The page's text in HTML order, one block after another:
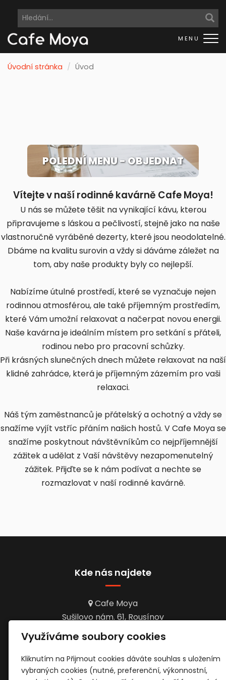
Úvodní stránka Úvod
POLEDNÍ MENU - OBJEDNAT
Vítejte v naší rodinné kavárně Cafe Moya!
U nás se můžete těšit na vynikající kávu, kterou
připravujeme s láskou a pečlivostí, stejně jako na naše
vlastnoručně vyráběné dezerty, které jsou neodolatelné.
Dbáme na kvalitu surovin a vždy si dáváme záležet na
tom, aby naše produkty byly co nejlepší.
Nabízíme útulné prostředí, které se vyznačuje nejen
rodinnou atmosférou, ale také příjemným prostředím,
které Vám umožní relaxovat a načerpat novou energii.
Naše kavárna je ideálním místem pro setkání s přáteli,
rodinou nebo pro pracovní schůzky.
Při krásných slunečných dnech můžete relaxovat na naší
klidné zahrádce, která je příjemným zázemím pro vaši
relaxaci.
Náš tým zaměstnanců je přátelský a ochotný a vždy se
snažíme vyjít vstříc přáním našich hostů. V Cafe Moya se
snažíme poskytnout návštěvníkům co nejpříjemnější
zážitek a udělat z Vaší návštěvy nezapomenutelný
zážitek. Přijďte se k nám podívat a nechte se
rozmazlovat v naší rodinné kavárně.
Kde nás najdete
Cafe Moya
Sušilovo nám. 61, Rousínov
Otevírací doba
PO - Pá: 8:00 - 19:00
Využíváme soubory cookies
Kliknutím na Přijmout cookies dáváte souhlas s uložením
vybraných cookies (nutné, preferenční, výkonnostní,